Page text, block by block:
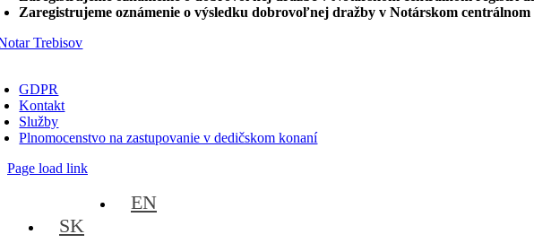
Zaregistrujeme oznámenie o výsledku dobrovoľnej dražby v Notárskom
GDPR
Kontakt
Služby
Plnomocenstvo na zastupovanie v dedičskom konaní
Page load link
EN
SK